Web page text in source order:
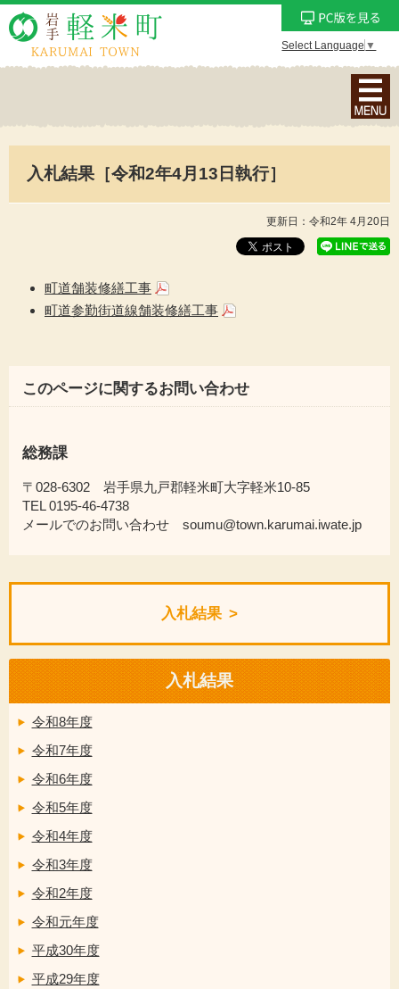
Select Language ▼
ナ
ビ
ン
メ
入札結果［令和2年4月13日執行］
更新日：令和2年 4月20日
町道舗装修繕工事
町道参勤街道線舗装修繕工事
このページに関するお問い合わせ
総務課
〒028-6302 岩手県九戸郡軽米町大字軽米10-85
TEL 0195-46-4738
メールでのお問い合わせ soumu@town.karumai.iwate.jp
入札結果
入札結果
令和8年度
令和7年度
令和6年度
令和5年度
令和4年度
令和3年度
令和2年度
令和元年度
平成30年度
平成29年度